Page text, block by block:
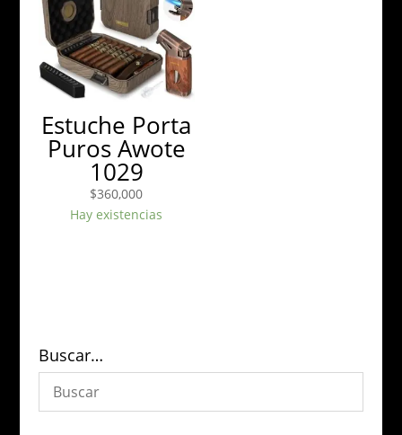
Estuche Porta
Puros Awote
1029
$360,000
Hay existencias
Buscar…